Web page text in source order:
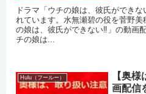
ドラマ「ウチの娘は、彼氏ができ
れています。水無瀬碧の役を菅野
の娘は、彼氏ができない‼」の動画
チの娘は...
Hulu（フールー）
【奥
画配信